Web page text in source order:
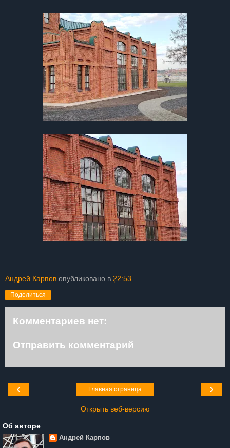
Андрей Карпов опубликовано в 22:53
Поделиться
Комментариев нет:
Отправить комментарий
‹ ›
Главная страница
Открыть веб-версию
Об авторе
Андрей Карпов